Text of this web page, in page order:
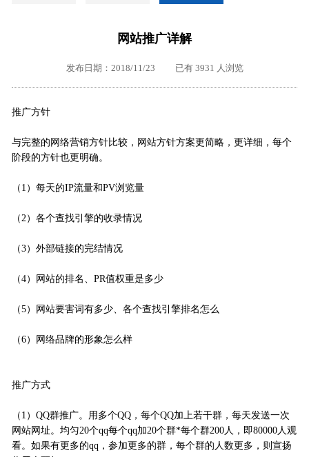
深一集团优势
外地客户专栏
网站推广详解
发布日期：2018/11/23 已有 3931 人浏览
推广方针
与完整的网络营销方针比较，网站方针方案更简略，更详细，每个
阶段的方针也更明确。
（1）每天的IP流量和PV浏览量
（2）各个查找引擎的收录情况
（3）外部链接的完结情况
（4）网站的排名、PR值权重是多少
（5）网站要害词有多少、各个查找引擎排名怎么
（6）网络品牌的形象怎么样
推广方式
（1）QQ群推广。用多个QQ，每个QQ加上若干群，每天发送一次
网站网址。均匀20个qq每个qq加20个群*每个群200人，即80000人观
看。如果有更多的qq，参加更多的群，每个群的人数更多，则宣扬